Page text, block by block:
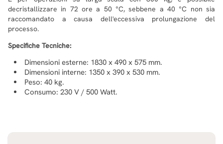
decristallizzare in 72 ore a 50 °C, sebbene a 40 °C non sia
raccomandato a causa dell'eccessiva prolungazione del
processo.
Specifiche Tecniche:
Dimensioni esterne: 1830 x 490 x 575 mm.
Dimensioni interne: 1350 x 390 x 530 mm.
Peso: 40 kg.
Consumo: 230 V / 500 Watt.